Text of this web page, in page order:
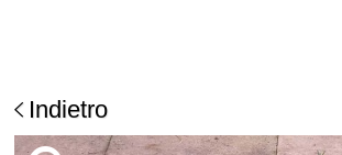
Indietro